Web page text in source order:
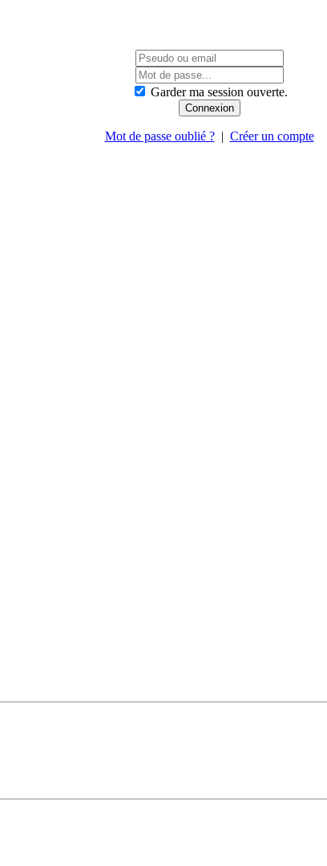
Garder ma session ouverte.
Mot de passe oublié ?| Créer un compte